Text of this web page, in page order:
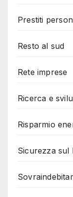
Prestiti
Resto al sud
Rete imprese
Ricerca e
Risparmio
Sicurezza sul